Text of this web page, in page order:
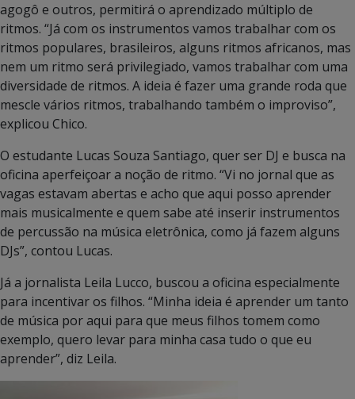
agogô e outros, permitirá o aprendizado múltiplo de
ritmos. “Já com os instrumentos vamos trabalhar com os
ritmos populares, brasileiros, alguns ritmos africanos, mas
nem um ritmo será privilegiado, vamos trabalhar com uma
diversidade de ritmos. A ideia é fazer uma grande roda que
mescle vários ritmos, trabalhando também o improviso”,
explicou Chico.
O estudante Lucas Souza Santiago, quer ser DJ e busca na
oficina aperfeiçoar a noção de ritmo. “Vi no jornal que as
vagas estavam abertas e acho que aqui posso aprender
mais musicalmente e quem sabe até inserir instrumentos
de percussão na música eletrônica, como já fazem alguns
DJs”, contou Lucas.
Já a jornalista Leila Lucco, buscou a oficina especialmente
para incentivar os filhos. “Minha ideia é aprender um tanto
de música por aqui para que meus filhos tomem como
exemplo, quero levar para minha casa tudo o que eu
aprender”, diz Leila.